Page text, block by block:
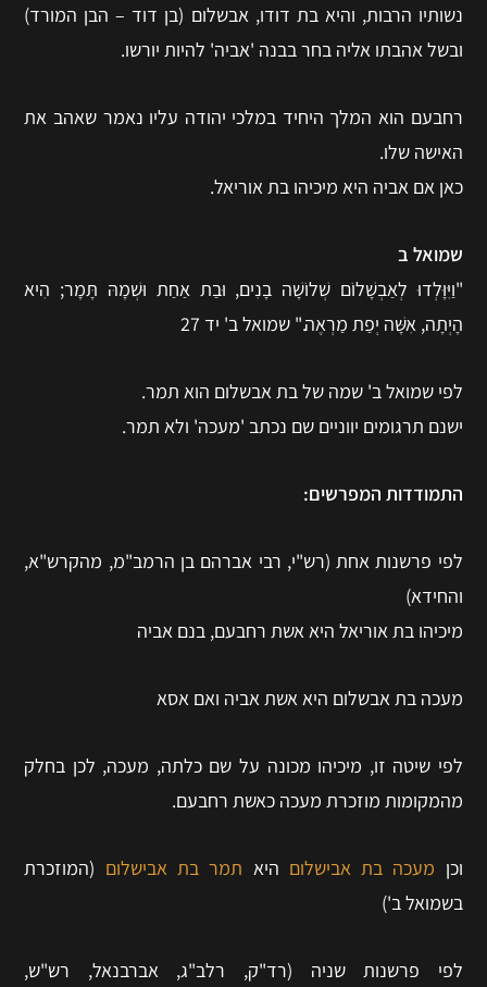
נשותיו הרבות, והיא בת דודו, אבשלום (בן דוד – הבן המורד)
ובשל אהבתו אליה בחר בבנה 'אביה' להיות יורשו.
רחבעם הוא המלך היחיד במלכי יהודה עליו נאמר שאהב את
האישה שלו.
כאן אם אביה היא מיכיהו בת אוריאל.
שמואל ב
"וַיִּוָּלְדוּ לְאַבְשָׁלוֹם שְׁלוֹשָׁה בָנִים, וּבַת אַחַת וּשְׁמָהּ תָּמָר; הִיא
הָיְתָה, אִשָּׁה יְפַת מַרְאֶה." שמואל ב' יד 27
לפי שמואל ב' שמה של בת אבשלום הוא תמר.
ישנם תרגומים יווניים שם נכתב 'מעכה' ולא תמר.
התמודדות המפרשים:
לפי פרשנות אחת (רש"י, רבי אברהם בן הרמב"מ, מהקרש"א,
והחידא)
מיכיהו בת אוריאל היא אשת רחבעם, בנם אביה
מעכה בת אבשלום היא אשת אביה ואם אסא
לפי שיטה זו, מיכיהו מכונה על שם כלתה, מעכה, לכן בחלק
מהמקומות מוזכרת מעכה כאשת רחבעם.
וכן מעכה בת אבישלום היא תמר בת אבישלום (המוזכרת
בשמואל ב')
לפי פרשנות שניה (רד"ק, רלב"ג, אברבנאל, רש"ש,